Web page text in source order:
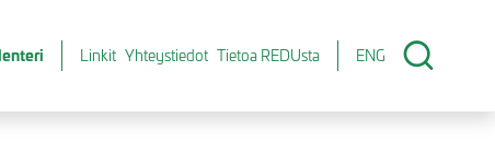
Linkit Yhteystiedot Tietoa REDUsta ENG